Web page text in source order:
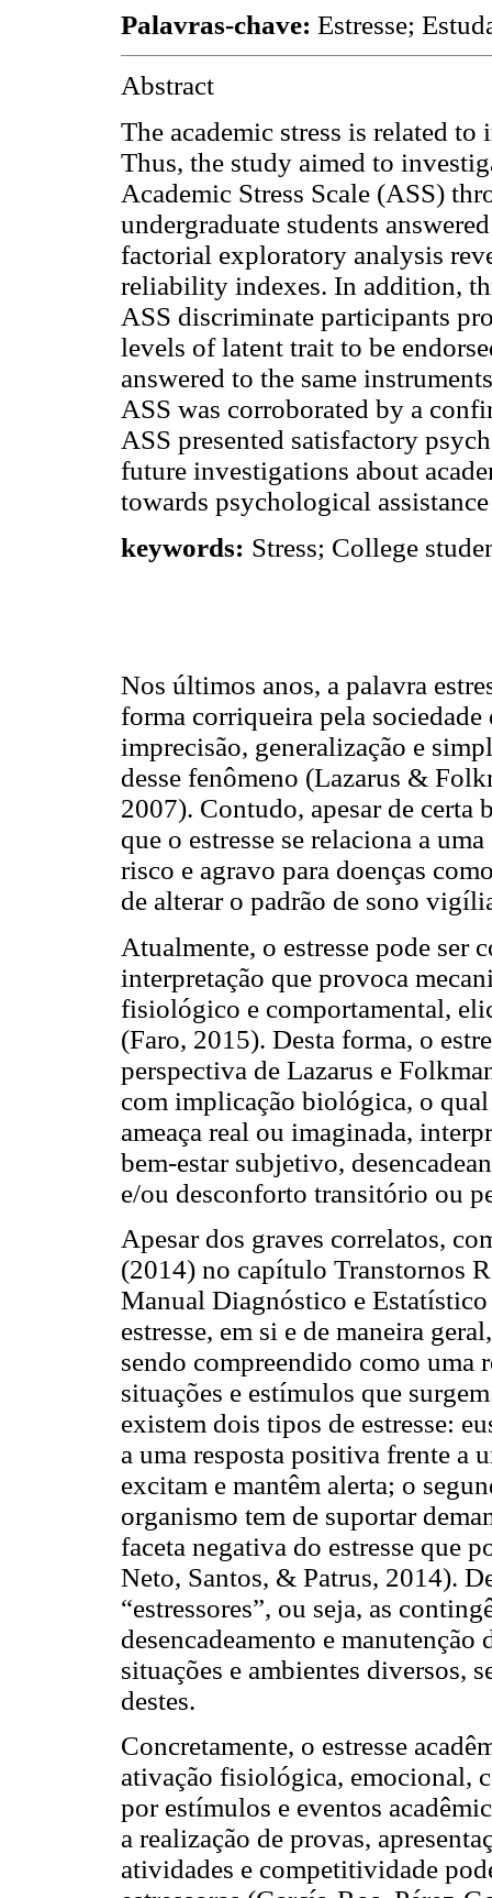
Palavras-chave: Estresse;
Abstract
The academic stress is related
Thus, the study aimed to
Academic Stress Scale (ASS)
undergraduate students
factorial exploratory analysis
reliability indexes. In addition,
ASS discriminate participants
levels of latent trait to be
answered to the same
ASS was corroborated by a
ASS presented satisfactory
future investigations about
towards psychological
keywords: Stress; College
Nos últimos anos, a palavra
forma corriqueira pela
imprecisão, generalização e
desse fenômeno (Lazarus &
2007). Contudo, apesar de certa
que o estresse se relaciona a
risco e agravo para doenças
de alterar o padrão de sono
Atualmente, o estresse pode ser
interpretação que provoca
fisiológico e comportamental,
(Faro, 2015). Desta forma, o
perspectiva de Lazarus e
com implicação biológica, o
ameaça real ou imaginada,
bem-estar subjetivo,
e/ou desconforto transitório ou
Apesar dos graves correlatos,
(2014) no capítulo Transtornos
Manual Diagnóstico e
estresse, em si e de maneira
sendo compreendido como uma
situações e estímulos que
existem dois tipos de estresse:
a uma resposta positiva frente a
excitam e mantêm alerta; o
organismo tem de suportar
faceta negativa do estresse que
Neto, Santos, & Patrus, 2014).
“estressores”, ou seja, as
desencadeamento e
situações e ambientes diversos,
destes.
Concretamente, o estresse
ativação fisiológica, emocional,
por estímulos e eventos
a realização de provas,
atividades e competitividade